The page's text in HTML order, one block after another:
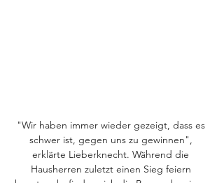
"Wir haben immer wieder gezeigt, dass es
schwer ist, gegen uns zu gewinnen",
erklärte Lieberknecht. Während die
Hausherren zuletzt einen Sieg feiern